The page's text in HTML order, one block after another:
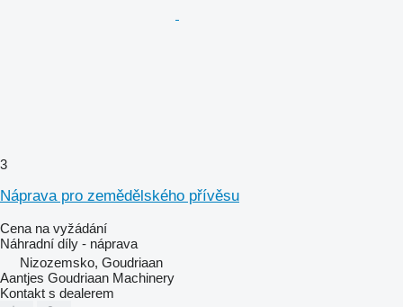
3
Náprava pro zemědělského přívěsu
Cena na vyžádání
Náhradní díly - náprava
Nizozemsko, Goudriaan
Aantjes Goudriaan Machinery
Kontakt s dealerem